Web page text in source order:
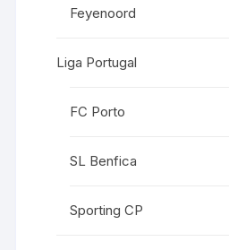
Feyenoord
Liga Portugal
FC Porto
SL Benfica
Sporting CP